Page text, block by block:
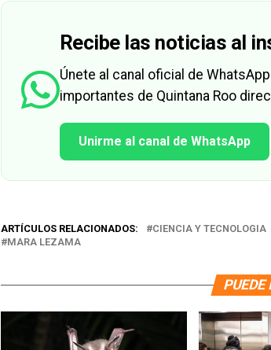
Recibe las noticias al
Únete al canal oficial de
importantes de Quintana Roo
Unirme al canal de WhatsApp
ARTÍCULOS RELACIONADOS: CIENCIA Y TECNOLOGIA
MARA LEZAMA